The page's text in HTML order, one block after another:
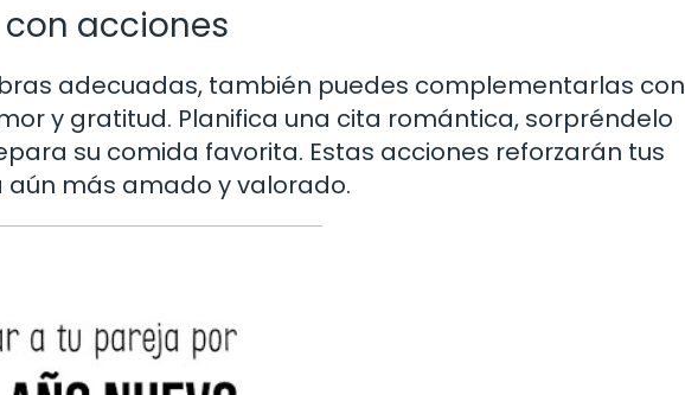
acciones
adecuadas, también puedes complementarlas con
y gratitud. Planifica una cita romántica, sorpréndelo
su comida favorita. Estas acciones reforzarán tus
más amado y valorado.